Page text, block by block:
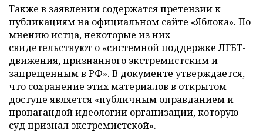
Также в заявлении содержатся претензии к
публикациям на официальном сайте «Яблока». По
мнению истца, некоторые из них
свидетельствуют о «системной поддержке ЛГБТ-
движения, признанного экстремистским и
запрещенным в РФ». В документе утверждается,
что сохранение этих материалов в открытом
доступе является «публичным оправданием и
пропагандой идеологии организации, которую
суд признал экстремистской».